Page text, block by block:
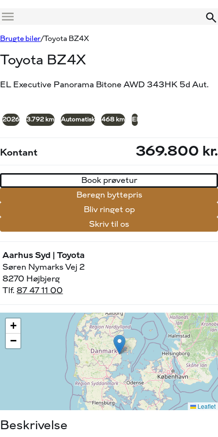
Menu
Brugte biler Toyota BZ4X
Toyota BZ4X
EL Executive Panorama Bitone AWD 343HK 5d Aut.
Demo
+25
2026 3.792 km Automatisk 468 km El
Kontant 369.800 kr.
Book prøvetur
Beregn byttepris
Bliv ringet op
Skriv til os
Aarhus Syd | Toyota
Søren Nymarks Vej 2
8270 Højbjerg
Tlf.87 47 11 00
Beskrivelse